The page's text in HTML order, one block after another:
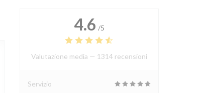
4.6 /5
Valutazione media — 1314 recensioni
Servizio